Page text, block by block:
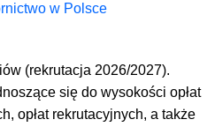
w Polsce
(rekrutacja 2026/2027).
siędo wysokości opłat
opłat rekrutacyjnych, a także